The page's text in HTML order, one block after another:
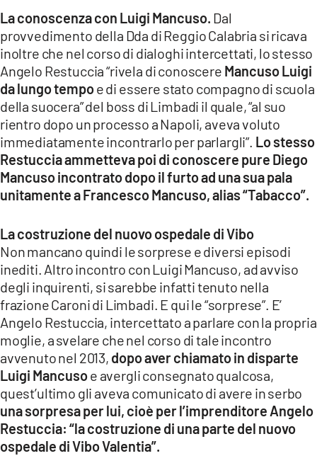
La conoscenza con Luigi Mancuso. Dal
provvedimento della Dda di Reggio Calabria si ricava
inoltre che nel corso di dialoghi intercettati, lo stesso
Angelo Restuccia “rivela di conoscere Mancuso Luigi
da lungo tempoe di essere stato compagno di scuola
della suocera” del boss di Limbadi il quale, “al suo
rientro dopo un processo a Napoli, aveva voluto
immediatamente incontrarlo per parlargli”. Lo stesso
Restuccia ammetteva poi di conoscere pure Diego
Mancuso incontrato dopo il furto ad una sua pala
unitamente a Francesco Mancuso, alias “Tabacco”.
La costruzione del nuovo ospedale di Vibo
Non mancano quindi le sorprese e diversi episodi
inediti. Altro incontro con Luigi Mancuso, ad avviso
degli inquirenti, si sarebbe infatti tenuto nella
frazione Caroni di Limbadi. E qui le “sorprese”. E’
Angelo Restuccia, intercettato a parlare con la propria
moglie, a svelare che nel corso di tale incontro
avvenuto nel 2013, dopo aver chiamato in disparte
Luigi Mancusoe avergli consegnato qualcosa,
quest’ultimo gli aveva comunicato di avere in serbo
una sorpresa per lui, cioè per l’imprenditore Angelo
Restuccia: “la costruzione di una parte del nuovo
ospedale di Vibo Valentia”.